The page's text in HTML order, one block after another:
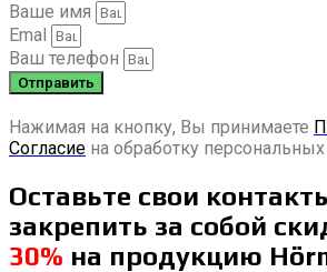
Ваше имя
Emal
Ваш телефон
Отправить
Нажимая на кнопку, Вы принимаете
Согласие на обработку
Оставьте свои
закрепить за собой
30% на продукцию